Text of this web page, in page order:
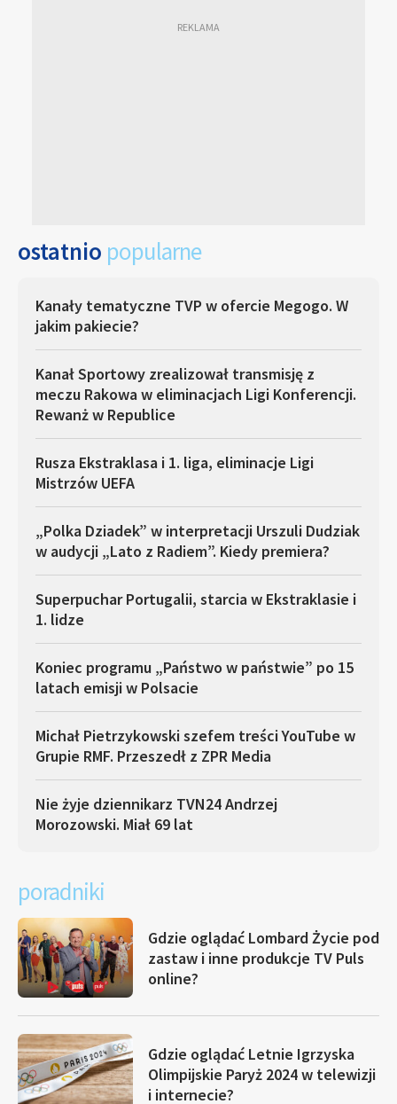
ostatnio popularne
Kanały tematyczne TVP w ofercie Megogo. W
jakim pakiecie?
Kanał Sportowy zrealizował transmisję z
meczu Rakowa w eliminacjach Ligi Konferencji.
Rewanż w Republice
Rusza Ekstraklasa i 1. liga, eliminacje Ligi
Mistrzów UEFA
„Polka Dziadek” w interpretacji Urszuli Dudziak
w audycji „Lato z Radiem”. Kiedy premiera?
Superpuchar Portugalii, starcia w Ekstraklasie i
1. lidze
Koniec programu „Państwo w państwie” po 15
latach emisji w Polsacie
Michał Pietrzykowski szefem treści YouTube w
Grupie RMF. Przeszedł z ZPR Media
Nie żyje dziennikarz TVN24 Andrzej
Morozowski. Miał 69 lat
poradniki
Gdzie oglądać Lombard Życie pod
zastaw i inne produkcje TV Puls
online?
Gdzie oglądać Letnie Igrzyska
Olimpijskie Paryż 2024 w telewizji
i internecie?